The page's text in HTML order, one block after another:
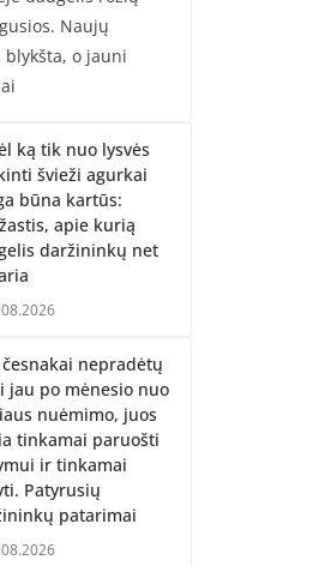
Naujų
o jauni
ką tik nuo lysvės
švieži agurkai
būna kartūs:
apie kurią
daržininkų net
česnakai nepradėtų
jau po mėnesio nuo
nuėmimo, juos
tinkamai paruošti
ir tinkamai
Patyrusių
patarimai